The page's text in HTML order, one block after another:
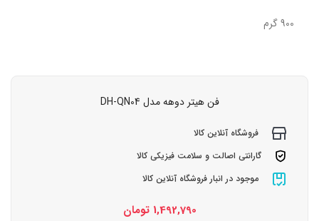
900 گرم
فن هیتر دوهه مدل DH-QN04
فروشگاه آنلاین کالا
گارانتی اصالت و سلامت فیزیکی کالا
موجود در انبار فروشگاه آنلاین کالا
1,492,790 تومان